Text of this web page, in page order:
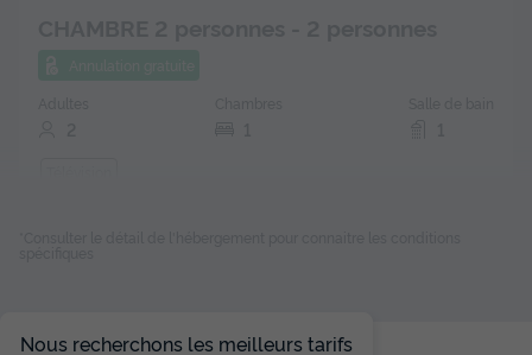
Meilleur prix pour 7 nuits
Nous recherchons les meilleurs tarifs